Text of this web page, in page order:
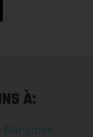
À:
Banyoles